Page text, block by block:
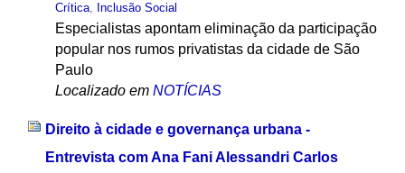
Crítica, Inclusão Social
Especialistas apontam eliminação da participação
popular nos rumos privatistas da cidade de São
Paulo
Localizado em NOTÍCIAS
Direito à cidade e governança urbana -
Entrevista com Ana Fani Alessandri Carlos